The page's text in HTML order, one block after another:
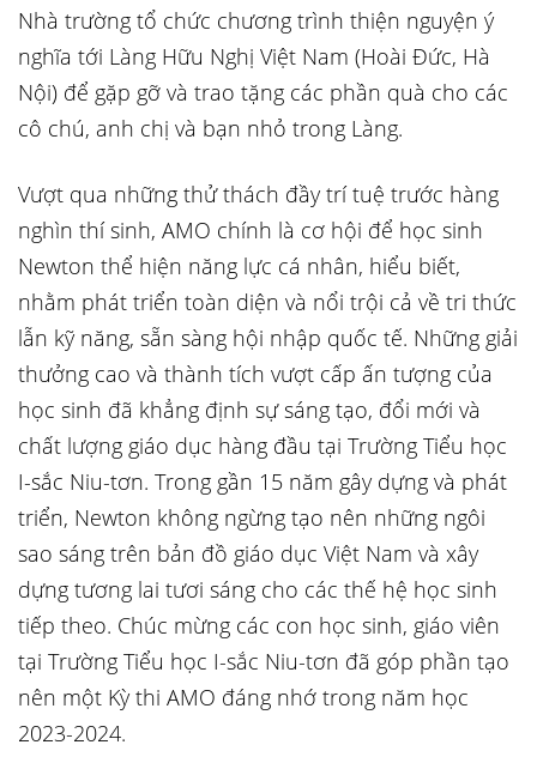
Nhà trường tổ chức chương trình thiện nguyện ý
nghĩa tới Làng Hữu Nghị Việt Nam (Hoài Đức, Hà
Nội) để gặp gỡ và trao tặng các phần quà cho các
cô chú, anh chị và bạn nhỏ trong Làng.
Vượt qua những thử thách đầy trí tuệ trước hàng
nghìn thí sinh, AMO chính là cơ hội để học sinh
Newton thể hiện năng lực cá nhân, hiểu biết,
nhằm phát triển toàn diện và nổi trội cả về tri thức
lẫn kỹ năng, sẵn sàng hội nhập quốc tế. Những giải
thưởng cao và thành tích vượt cấp ấn tượng của
học sinh đã khẳng định sự sáng tạo, đổi mới và
chất lượng giáo dục hàng đầu tại Trường Tiểu học
I-sắc Niu-tơn. Trong gần 15 năm gây dựng và phát
triển, Newton không ngừng tạo nên những ngôi
sao sáng trên bản đồ giáo dục Việt Nam và xây
dựng tương lai tươi sáng cho các thế hệ học sinh
tiếp theo. Chúc mừng các con học sinh, giáo viên
tại Trường Tiểu học I-sắc Niu-tơn đã góp phần tạo
nên một Kỳ thi AMO đáng nhớ trong năm học
2023-2024.